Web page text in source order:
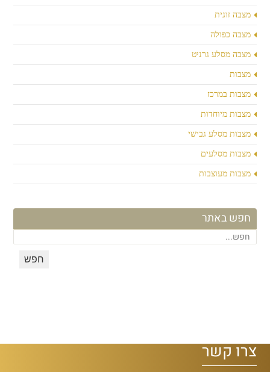
מצבה זוגית
מצבה כפולה
מצבה מסלע גרניט
מצבות
מצבות במרכז
מצבות מיוחדות
מצבות מסלע גבישי
מצבות מסלעים
מצבות מעוצבות
חפש באתר
צרו קשר